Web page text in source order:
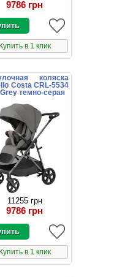
9786 грн
Купить в 1 клик
коляска
Costa CRL-5534
темно-серая
11255 грн
9786 грн
Купить в 1 клик